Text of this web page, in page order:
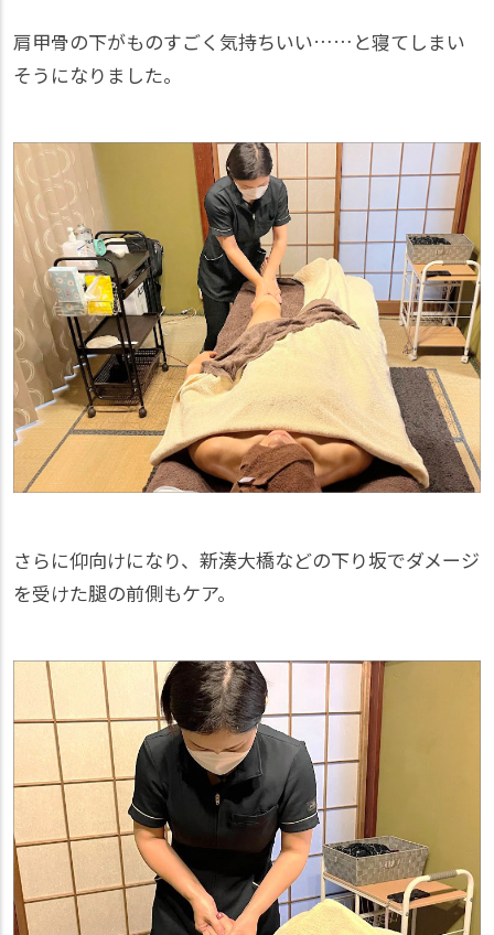
肩甲骨の下がものすごく気持ちいい……と寝てしまい
そうになりました。
さらに仰向けになり、新湊大橋などの下り坂でダメージ
を受けた腿の前側もケア。